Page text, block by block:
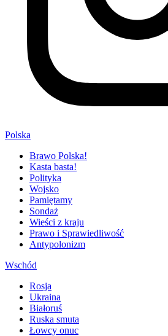
Polska
Brawo Polska!
Kasta basta!
Polityka
Wojsko
Pamiętamy
Sondaż
Wieści z kraju
Prawo i Sprawiedliwość
Antypolonizm
Wschód
Rosja
Ukraina
Białoruś
Ruska smuta
Łowcy onuc